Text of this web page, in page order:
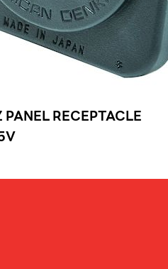
RECEPTACLE